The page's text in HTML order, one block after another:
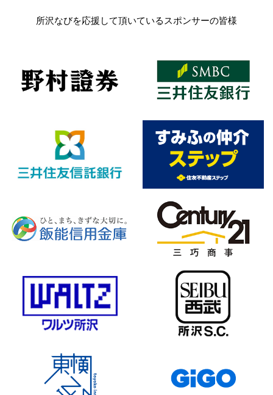
所沢なびを応援して頂いているスポンサーの皆様